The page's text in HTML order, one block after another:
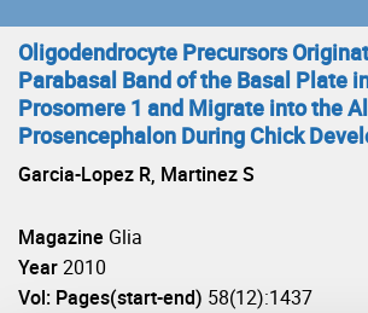
Oligodendrocyte Precursors
Parabasal Band of the Basal Plate
Prosomere 1 and Migrate into the
Prosencephalon During Chick
Garcia-Lopez R, Martinez S
Magazine Glia
Year2010
Vol: Pages(start-end) 58(12):1437